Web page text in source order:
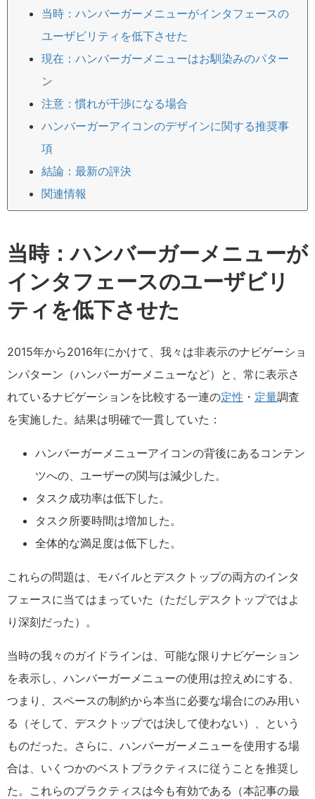
当時：ハンバーガーメニューがインタフェースの
ユーザビリティを低下させた
現在：ハンバーガーメニューはお馴染みのパター
ン
注意：慣れが干渉になる場合
ハンバーガーアイコンのデザインに関する推奨事
項
結論：最新の評決
関連情報
当時：ハンバーガーメニューが
インタフェースのユーザビリ
ティを低下させた
2015年から2016年にかけて、我々は非表示のナビゲーショ
ンパターン（ハンバーガーメニューなど）と、常に表示さ
れているナビゲーションを比較する一連の定性 ・ 定量調査
を実施した。結果は明確で一貫していた：
ハンバーガーメニューアイコンの背後にあるコンテン
ツへの、ユーザーの関与は減少した。
タスク成功率は低下した。
タスク所要時間は増加した。
全体的な満足度は低下した。
これらの問題は、モバイルとデスクトップの両方のインタ
フェースに当てはまっていた（ただしデスクトップではよ
り深刻だった）。
当時の我々のガイドラインは、可能な限りナビゲーション
を表示し、ハンバーガーメニューの使用は控えめにする、
つまり、スペースの制約から本当に必要な場合にのみ用い
る（そして、デスクトップでは決して使わない）、という
ものだった。さらに、ハンバーガーメニューを使用する場
合は、いくつかのベストプラクティスに従うことを推奨し
た。これらのプラクティスは今も有効である（本記事の最